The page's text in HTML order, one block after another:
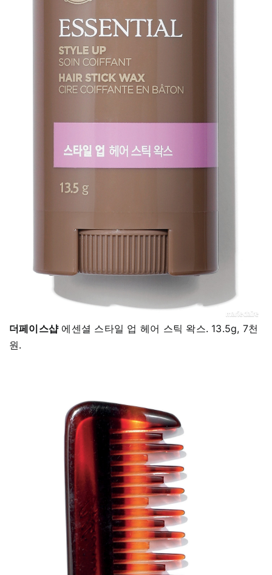
더페이스샵에센셜 스타일 업 헤어 스틱 왁스. 13.5g, 7천
원.